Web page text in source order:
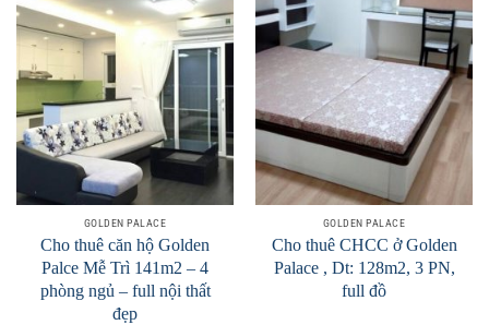
Add to
Wishlist
GOLDEN PALACE
Cho thuê căn hộ Golden
Palce Mễ Trì 141m2 – 4
phòng ngủ – full nội thất
đẹp
Add to
Wishlist
GOLDEN PALACE
Cho thuê CHCC ở Golden
Palace , Dt: 128m2, 3 PN,
full đồ